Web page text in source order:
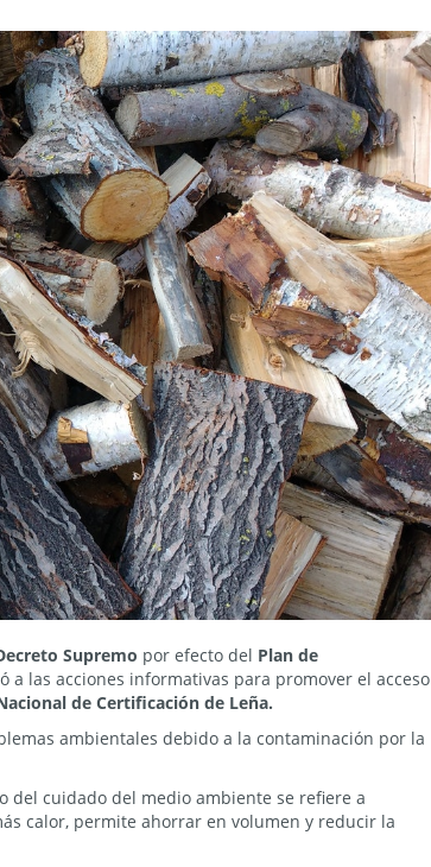
Supremo por efecto del Plan de
a las acciones informativas para promover el acceso
de Certificación de Leña.
ambientales debido a la contaminación por la
del cuidado del medio ambiente se refiere a
calor, permite ahorrar en volumen y reducir la